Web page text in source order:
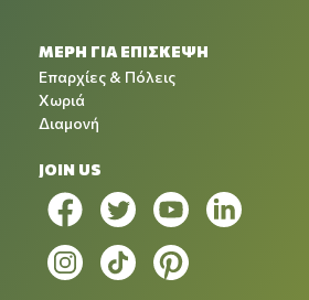
ΜΕΡΗ ΓΙΑ ΕΠΙΣΚΕΨΗ
Επαρχίες & Πόλεις
Χωριά
Διαμονή
JOIN US